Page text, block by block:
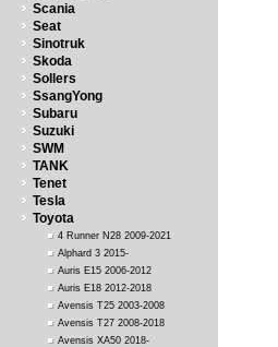
Scania
Seat
Sinotruk
Skoda
Sollers
SsangYong
Subaru
Suzuki
SWM
TANK
Tenet
Tesla
Toyota
4 Runner N28 2009-2021
Alphard 3 2015-
Auris E15 2006-2012
Auris E18 2012-2018
Avensis T25 2003-2008
Avensis T27 2008-2018
Avensis XA50 2018-